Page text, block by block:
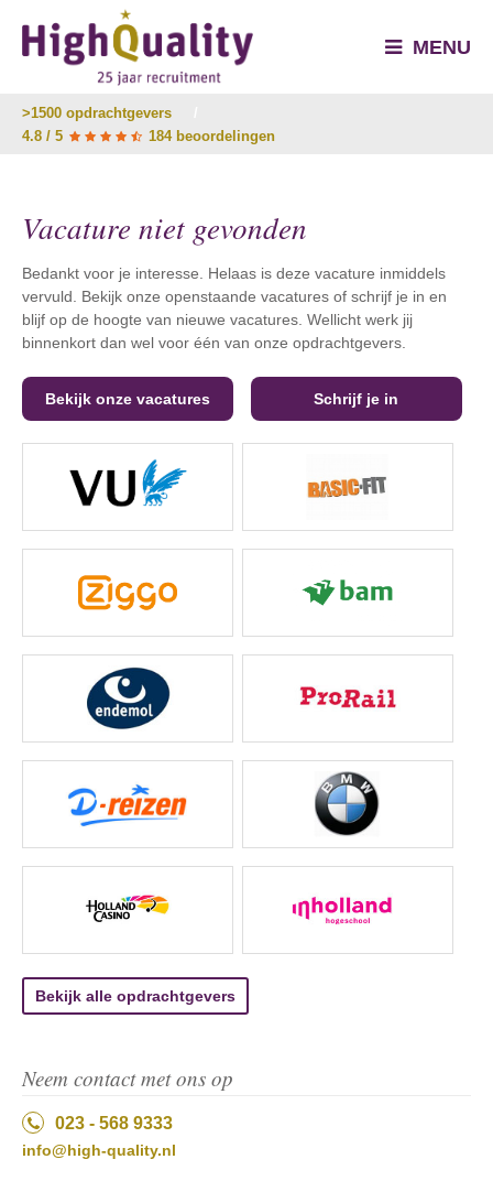
MENU
>1500 opdrachtgevers
4.8 / 5
184 beoordelingen
Vacature niet gevonden
Bedankt voor je interesse. Helaas is deze vacature inmiddels
vervuld. Bekijk onze openstaande vacatures of schrijf je in en
blijf op de hoogte van nieuwe vacatures. Wellicht werk jij
binnenkort dan wel voor één van onze opdrachtgevers.
Bekijk onze vacatures Schrijf je in
Bekijk alle opdrachtgevers
Neem contact met ons op
023 - 568 9333
info@high-quality.nl